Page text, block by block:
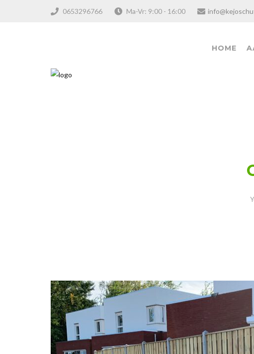
0653296766 Ma-Vr: 9:00 - 16:00
HOME